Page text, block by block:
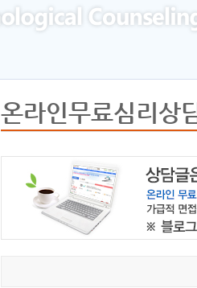
온라인무료심리상